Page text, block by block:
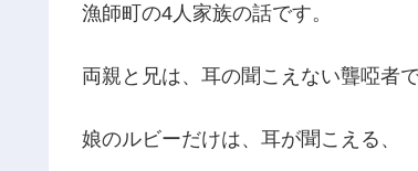
漁師町の4人家族の話です。
両親と兄は、耳の聞こえない聾啞者で
娘のルビーだけは、耳が聞こえる、